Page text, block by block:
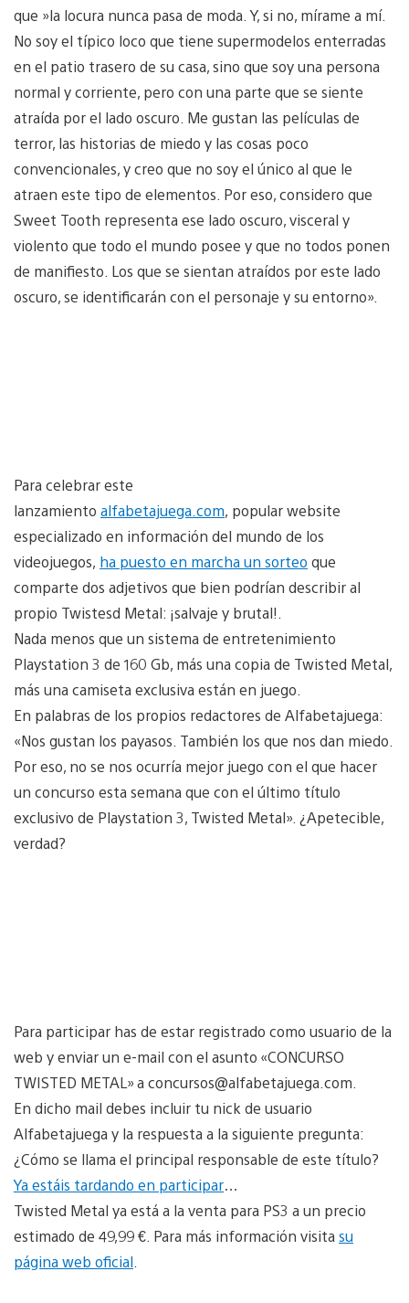
que »la locura nunca pasa de moda. Y, si no, mírame a mí.
No soy el típico loco que tiene supermodelos enterradas
en el patio trasero de su casa, sino que soy una persona
normal y corriente, pero con una parte que se siente
atraída por el lado oscuro. Me gustan las películas de
terror, las historias de miedo y las cosas poco
convencionales, y creo que no soy el único al que le
atraen este tipo de elementos. Por eso, considero que
Sweet Tooth representa ese lado oscuro, visceral y
violento que todo el mundo posee y que no todos ponen
de manifiesto. Los que se sientan atraídos por este lado
oscuro, se identificarán con el personaje y su entorno».
Para celebrar este
lanzamiento alfabetajuega.com, popular website
especializado en información del mundo de los
videojuegos, ha puesto en marcha un sorteo que
comparte dos adjetivos que bien podrían describir al
propio Twistesd Metal: ¡salvaje y brutal!.
Nada menos que un sistema de entretenimiento
Playstation 3 de 160 Gb, más una copia de Twisted Metal,
más una camiseta exclusiva están en juego.
En palabras de los propios redactores de Alfabetajuega:
«Nos gustan los payasos. También los que nos dan miedo.
Por eso, no se nos ocurría mejor juego con el que hacer
un concurso esta semana que con el último título
exclusivo de Playstation 3, Twisted Metal». ¿Apetecible,
verdad?
Para participar has de estar registrado como usuario de la
web y enviar un e-mail con el asunto «CONCURSO
TWISTED METAL» a concursos@alfabetajuega.com.
En dicho mail debes incluir tu nick de usuario
Alfabetajuega y la respuesta a la siguiente pregunta:
¿Cómo se llama el principal responsable de este título?
Ya estáis tardando en participar…
Twisted Metal ya está a la venta para PS3 a un precio
estimado de 49,99 €. Para más información visita su
página web oficial